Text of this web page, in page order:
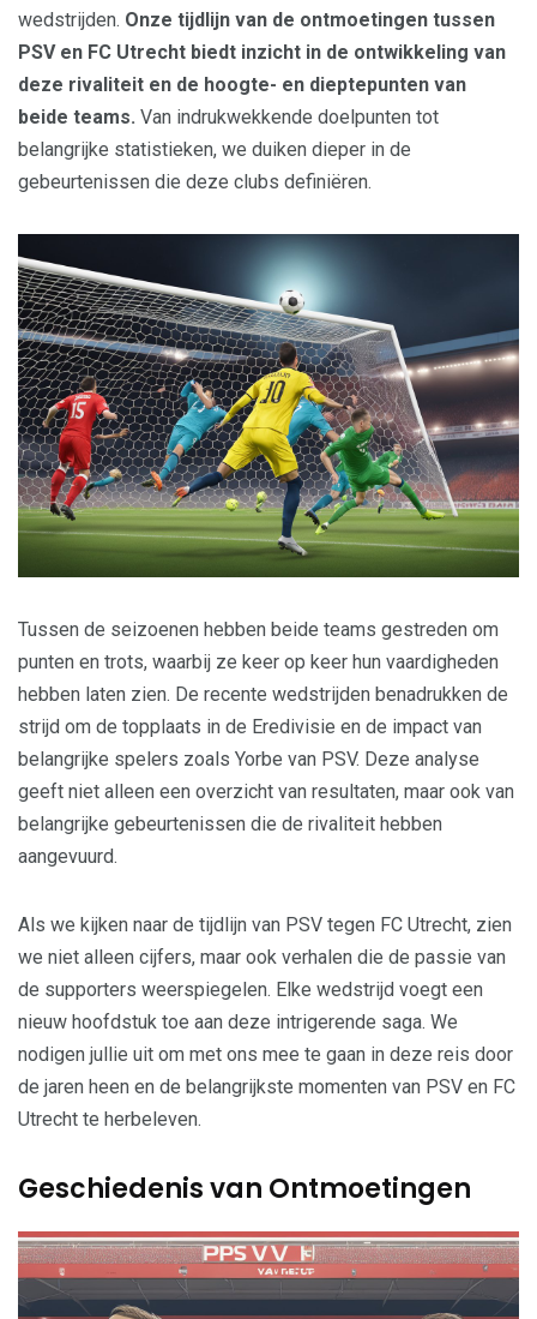
wedstrijden. Onze tijdlijn van de ontmoetingen tussen
PSV en FC Utrecht biedt inzicht in de ontwikkeling van
deze rivaliteit en de hoogte- en dieptepunten van
beide teams. Van indrukwekkende doelpunten tot
belangrijke statistieken, we duiken dieper in de
gebeurtenissen die deze clubs definiëren.
Tussen de seizoenen hebben beide teams gestreden om
punten en trots, waarbij ze keer op keer hun vaardigheden
hebben laten zien. De recente wedstrijden benadrukken de
strijd om de topplaats in de Eredivisie en de impact van
belangrijke spelers zoals Yorbe van PSV. Deze analyse
geeft niet alleen een overzicht van resultaten, maar ook van
belangrijke gebeurtenissen die de rivaliteit hebben
aangevuurd.
Als we kijken naar de tijdlijn van PSV tegen FC Utrecht, zien
we niet alleen cijfers, maar ook verhalen die de passie van
de supporters weerspiegelen. Elke wedstrijd voegt een
nieuw hoofdstuk toe aan deze intrigerende saga. We
nodigen jullie uit om met ons mee te gaan in deze reis door
de jaren heen en de belangrijkste momenten van PSV en FC
Utrecht te herbeleven.
Geschiedenis van Ontmoetingen